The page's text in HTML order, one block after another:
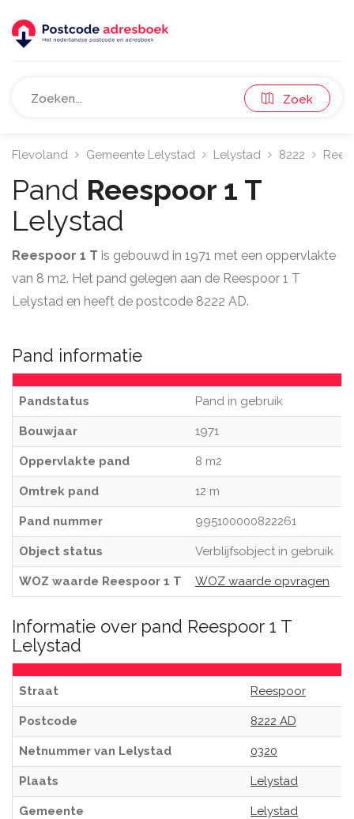
Zoek
Flevoland Gemeente Lelystad Lelystad 8222
Pand Reespoor 1 T
Lelystad
Reespoor 1 T is gebouwd in 1971 met een oppervlakte
van 8 m2. Het pand gelegen aan de Reespoor 1 T
Lelystad en heeft de postcode 8222 AD.
Pand informatie
Pandstatus Pand in gebruik
Bouwjaar 1971
Oppervlakte pand 8 m2
Omtrek pand 12 m
Pand nummer 995100000822261
Object status Verblijfsobject in gebruik
WOZ waarde Reespoor 1 T WOZ waarde opvragen
Informatie over pand Reespoor 1 T
Lelystad
Straat Reespoor
Postcode 8222 AD
Netnummer van Lelystad 0320
Plaats Lelystad
Gemeente Lelystad